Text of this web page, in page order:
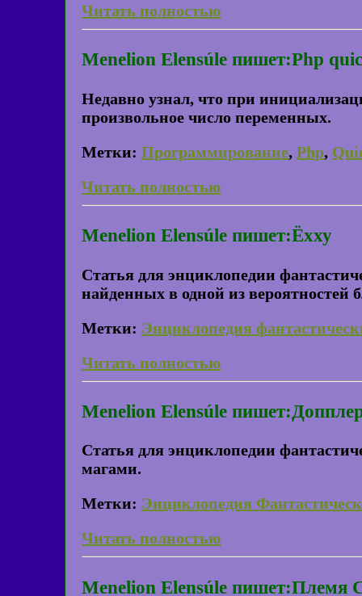
Читать полностью
Menelion Elensúle пишет:Php
Недавно узнал, что при
произвольное число переменных.
Метки: Программирование, Php,
Читать полностью
Menelion Elensúle пишет:Ёхху
Статья для энциклопедии
найденных в одной из вероятностей
Метки: Энциклопедия
Читать полностью
Menelion Elensúle
Статья для энциклопедии
магами.
Метки: Энциклопедия
Читать полностью
Menelion Elensúle пишет:Племя